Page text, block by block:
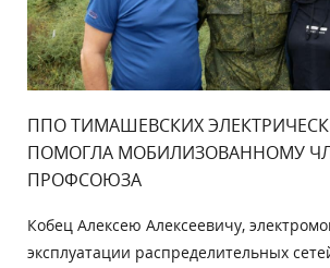
ППО ТИМАШЕВСКИХ
ПОМОГЛА МОБИЛИЗОВАННОМУ
ПРОФСОЮЗА
Кобец Алексею Алексеевичу,
эксплуатации распределительных